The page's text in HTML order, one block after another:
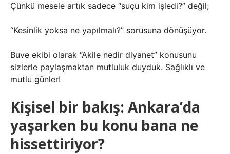
Çünkü mesele artık sadece “suçu kim işledi?” değil;
“Kesinlik yoksa ne yapılmalı?” sorusuna dönüşüyor.
Buve ekibi olarak “Akile nedir diyanet” konusunu
sizlerle paylaşmaktan mutluluk duyduk. Sağlıklı ve
mutlu günler!
Kişisel bir bakış: Ankara’da
yaşarken bu konu bana ne
hissettiriyor?